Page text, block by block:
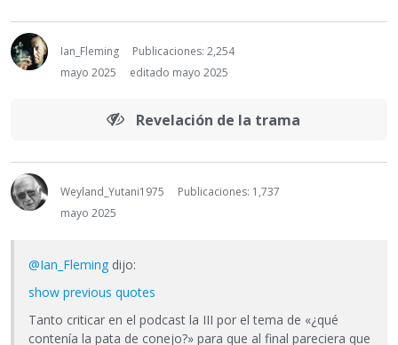
Ian_Fleming
Publicaciones: 2,254
mayo 2025
editado mayo 2025
Revelación de la trama
Weyland_Yutani1975
Publicaciones: 1,737
mayo 2025
@Ian_Fleming dijo:
show previous quotes
Tanto criticar en el podcast la III por el tema de «¿qué
contenía la pata de conejo?» para que al final pareciera que